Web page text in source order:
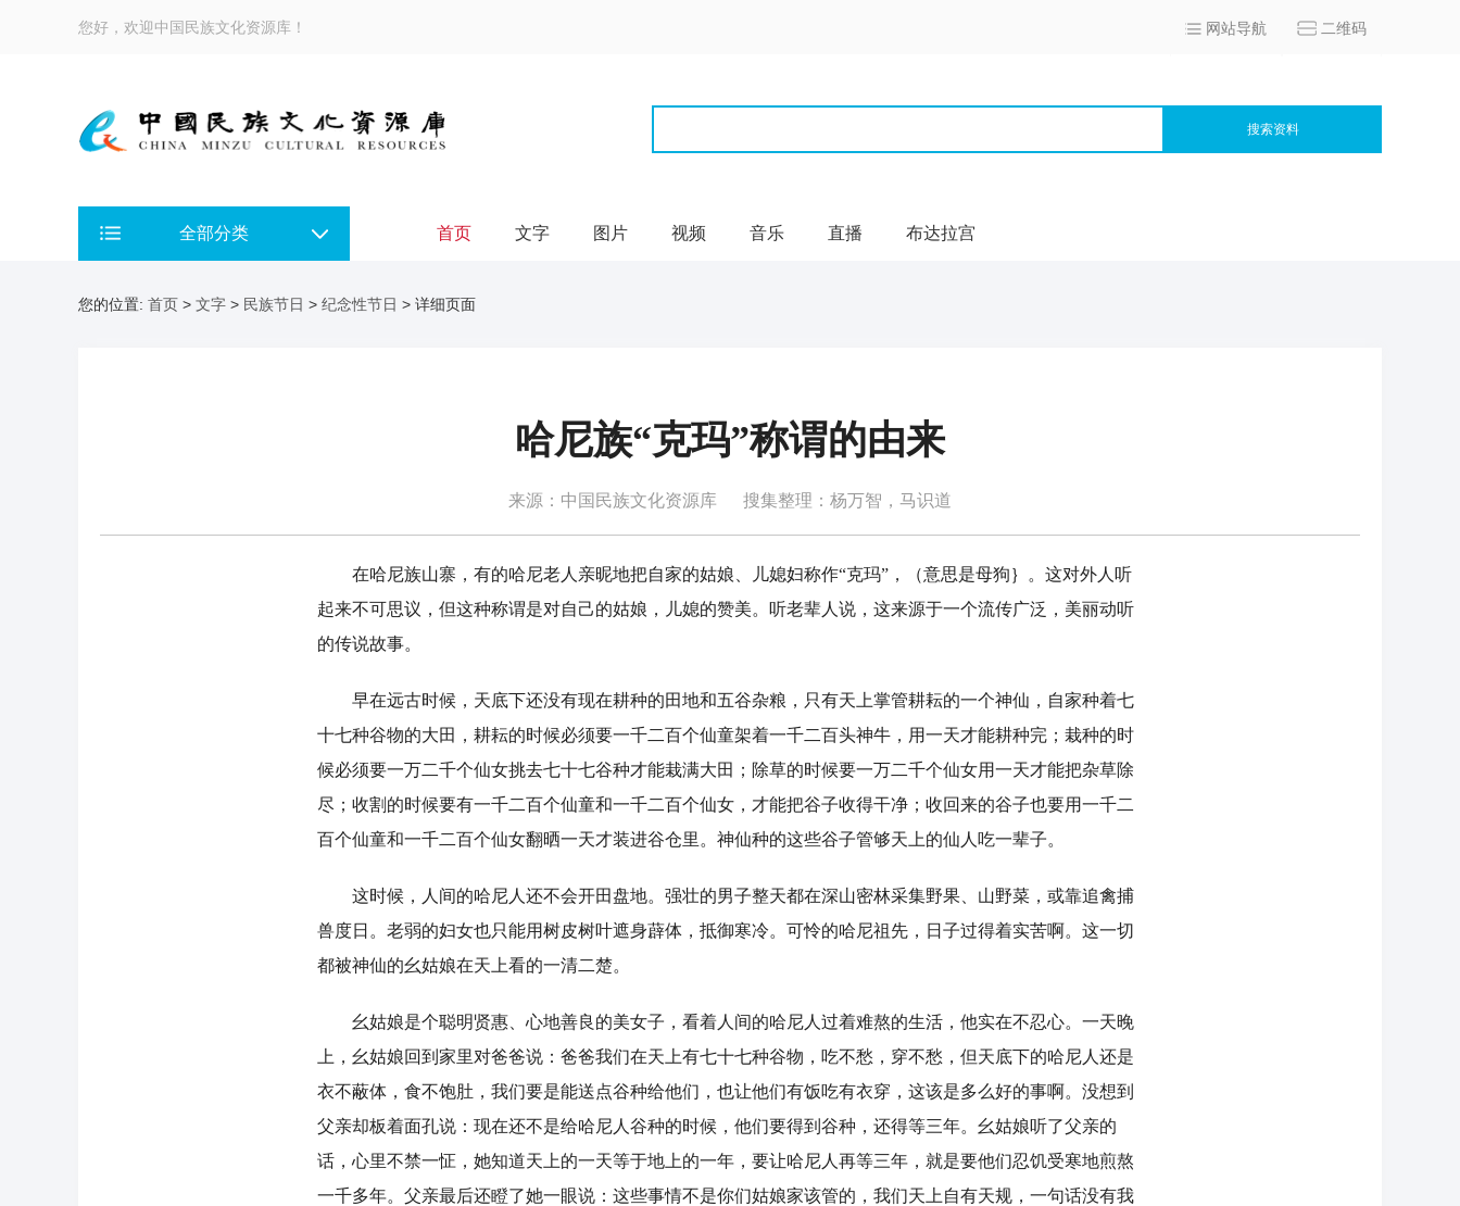
您好，欢迎中国民族文化资源库！ 网站导航 二维码
搜索资料
全部分类 首页 文字 图片 视频 音乐 直播 布达拉宫
您的位置: 首页 > 文字 > 民族节日 > 纪念性节日 > 详细页面
哈尼族“克玛”称谓的由来
来源：中国民族文化资源库 搜集整理：杨万智，马识道
在哈尼族山寨，有的哈尼老人亲昵地把自家的姑娘、儿媳妇称作“克玛”，（意思是母狗｝。这对外人听
起来不可思议，但这种称谓是对自己的姑娘，儿媳的赞美。听老辈人说，这来源于一个流传广泛，美丽动听
的传说故事。
早在远古时候，天底下还没有现在耕种的田地和五谷杂粮，只有天上掌管耕耘的一个神仙，自家种着七
十七种谷物的大田，耕耘的时候必须要一千二百个仙童架着一千二百头神牛，用一天才能耕种完；栽种的时
候必须要一万二千个仙女挑去七十七谷种才能栽满大田；除草的时候要一万二千个仙女用一天才能把杂草除
尽；收割的时候要有一千二百个仙童和一千二百个仙女，才能把谷子收得干净；收回来的谷子也要用一千二
百个仙童和一千二百个仙女翻晒一天才装进谷仓里。神仙种的这些谷子管够天上的仙人吃一辈子。
这时候，人间的哈尼人还不会开田盘地。强壮的男子整天都在深山密林采集野果、山野菜，或靠追禽捕
兽度日。老弱的妇女也只能用树皮树叶遮身薜体，抵御寒冷。可怜的哈尼祖先，日子过得着实苦啊。这一切
都被神仙的幺姑娘在天上看的一清二楚。
幺姑娘是个聪明贤惠、心地善良的美女子，看着人间的哈尼人过着难熬的生活，他实在不忍心。一天晚
上，幺姑娘回到家里对爸爸说：爸爸我们在天上有七十七种谷物，吃不愁，穿不愁，但天底下的哈尼人还是
衣不蔽体，食不饱肚，我们要是能送点谷种给他们，也让他们有饭吃有衣穿，这该是多么好的事啊。没想到
父亲却板着面孔说：现在还不是给哈尼人谷种的时候，他们要得到谷种，还得等三年。幺姑娘听了父亲的
话，心里不禁一怔，她知道天上的一天等于地上的一年，要让哈尼人再等三年，就是要他们忍饥受寒地煎熬
一千多年。父亲最后还瞪了她一眼说：这些事情不是你们姑娘家该管的，我们天上自有天规，一句话没有我